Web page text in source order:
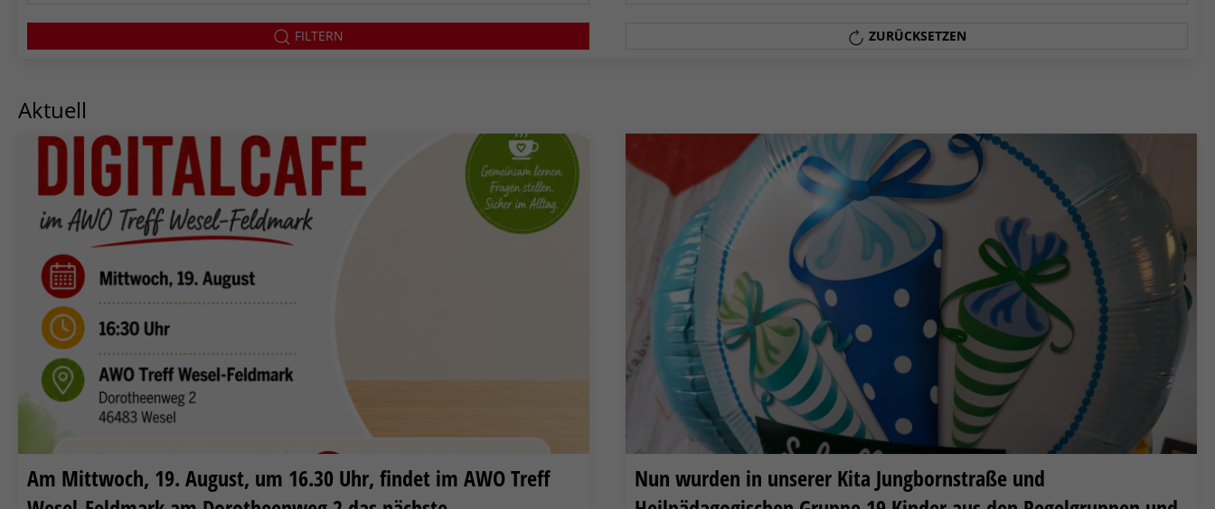
FILTERN ZURÜCKSETZEN
Aktuell
Am Mittwoch, 19. August, um 16.30 Uhr, findet im AWO Treff
Nun wurden in unserer Kita Jungbornstraße und